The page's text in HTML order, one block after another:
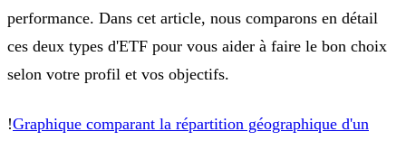
performance. Dans cet article, nous comparons en détail
ces deux types d'ETF pour vous aider à faire le bon choix
selon votre profil et vos objectifs.
!Graphique comparant la répartition géographique d'un